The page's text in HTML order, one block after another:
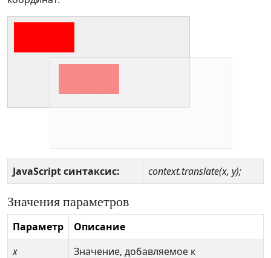
JavaScript синтаксис: context.translate(x, y);
Значения параметров
Параметр
Описание
x
Значение, добавляемое к